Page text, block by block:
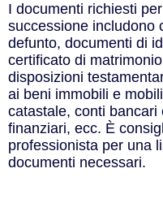
I documenti richiesti
successione includono
defunto, documenti di
certificato di
disposizioni
ai beni immobili e
catastale, conti bancari
finanziari, ecc. È
professionista per una
documenti necessari.